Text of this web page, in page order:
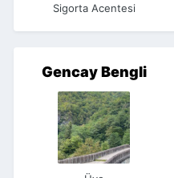
Sigorta Acentesi
Gencay Bengli